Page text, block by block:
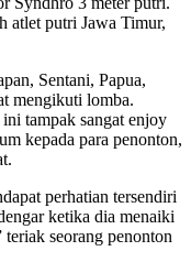
atlet putri Jawa Timur,
Sentani, Papua,
mengikuti lomba.
tampak sangat enjoy
kepada para penonton,
perhatian tersendiri
ketika dia menaiki
seorang penonton